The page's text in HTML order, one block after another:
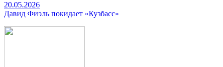
20.05.2026
Давид Фиэль покидает «Кузбасс»